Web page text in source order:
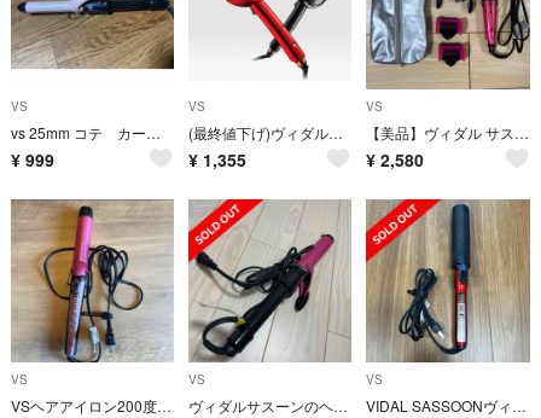
VS
vs 25mm コテ カールアイロン
¥ 999
VS
(最終値下げ)ヴィダルサスーン オートカールヘアアイロンVSA-1110-KJ
¥ 1,355
VS
【美品】ヴィダル サスーン ヘアアイロン ピンクシリーズ 4WAY
¥ 2,580
VS
VSヘアアイロン200度まで対応
VS
ヴィダルサスーンのヘアアイロン
VS
VIDAL SASSOONヴィダルサスーン カールアイロン